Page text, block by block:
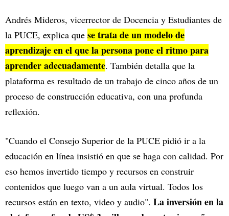
Andrés Mideros, vicerrector de Docencia y Estudiantes de
la PUCE, explica que se trata de un modelo de
aprendizaje en el que la persona pone el ritmo para
aprender adecuadamente. También detalla que la
plataforma es resultado de un trabajo de cinco años de un
proceso de construcción educativa, con una profunda
reflexión.
"Cuando el Consejo Superior de la PUCE pidió ir a la
educación en línea insistió en que se haga con calidad. Por
eso hemos invertido tiempo y recursos en construir
contenidos que luego van a un aula virtual. Todos los
recursos están en texto, video y audio". La inversión en la